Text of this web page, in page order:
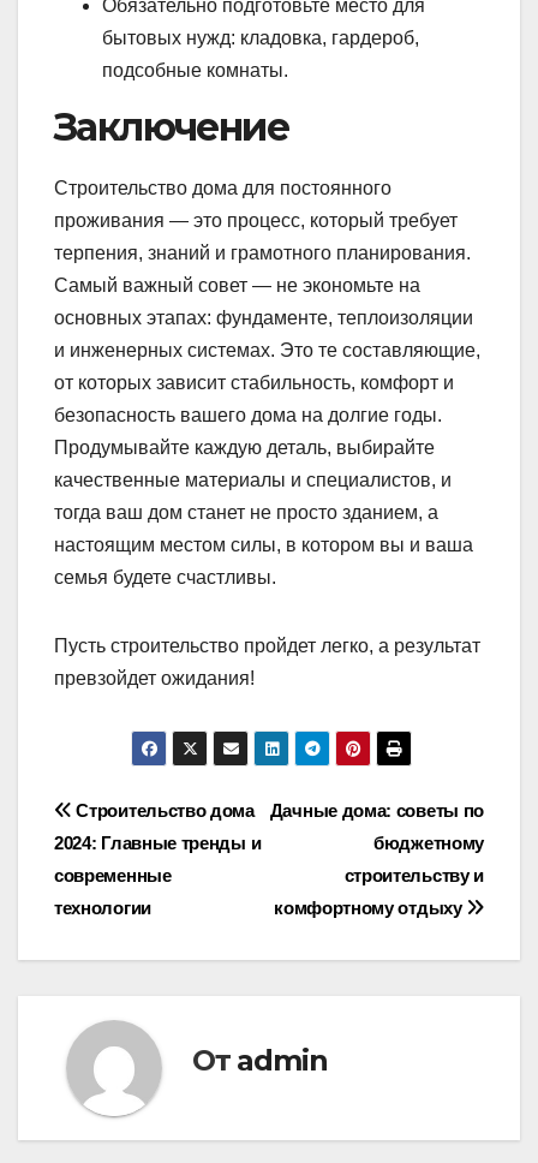
Обязательно подготовьте место для
бытовых нужд: кладовка, гардероб,
подсобные комнаты.
Заключение
Строительство дома для постоянного
проживания — это процесс, который требует
терпения, знаний и грамотного планирования.
Самый важный совет — не экономьте на
основных этапах: фундаменте, теплоизоляции
и инженерных системах. Это те составляющие,
от которых зависит стабильность, комфорт и
безопасность вашего дома на долгие годы.
Продумывайте каждую деталь, выбирайте
качественные материалы и специалистов, и
тогда ваш дом станет не просто зданием, а
настоящим местом силы, в котором вы и ваша
семья будете счастливы.
Пусть строительство пройдет легко, а результат
превзойдет ожидания!
Навигация
по
записям
Дачные дома: советы по
бюджетному
строительству и
комфортному отдыху
Строительство дома
2024: Главные тренды и
современные
технологии
От admin